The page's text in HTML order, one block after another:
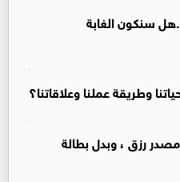
سنكون الغابة
وطريقة عملنا وعلاقاتنا؟
مصدر رزق ، وبدل بطالة